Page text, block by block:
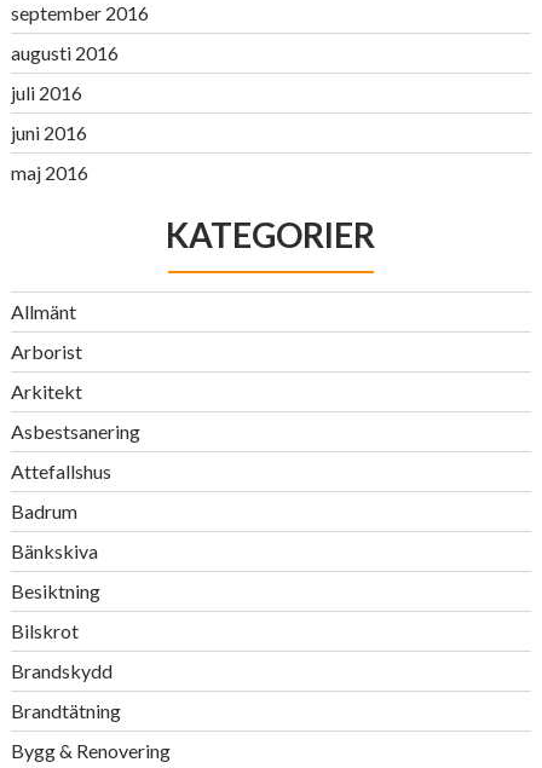
september 2016
augusti 2016
juli 2016
juni 2016
maj 2016
KATEGORIER
Allmänt
Arborist
Arkitekt
Asbestsanering
Attefallshus
Badrum
Bänkskiva
Besiktning
Bilskrot
Brandskydd
Brandtätning
Bygg & Renovering